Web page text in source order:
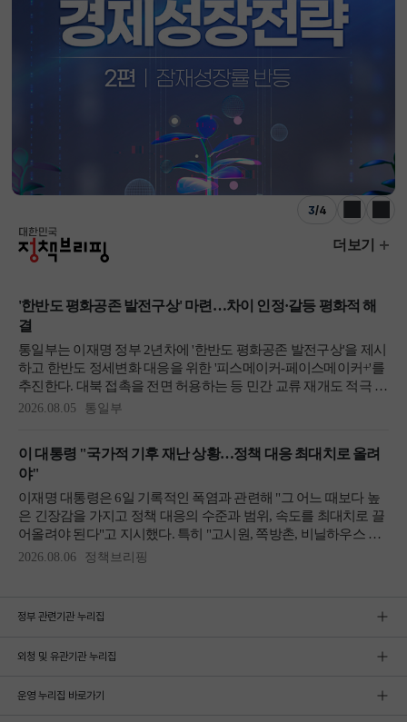
3/4
이전 다음
정부 관련기관 누리집
외청 및 유관기관 누리집
운영 누리집 바로가기